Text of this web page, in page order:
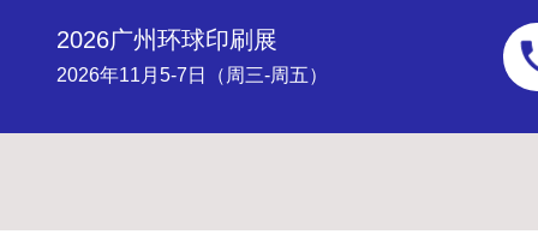
2026广州环球印刷展
2026年11月5-7日（周三-周五）